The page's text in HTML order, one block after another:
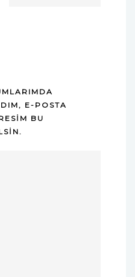
E-POSTA
BU